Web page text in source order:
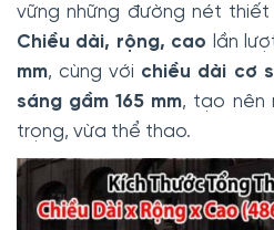
vững những đường nét
Chiều dài, rộng, cao lần
mm, cùng với chiều dài cơ
sáng gầm 165 mm, tạo nên
trọng, vừa thể thao.